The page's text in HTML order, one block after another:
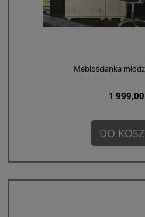
Meblościanka
1 999,00
DO